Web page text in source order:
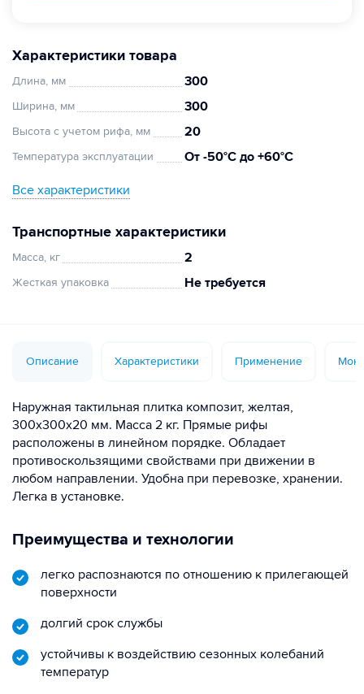
Характеристики товара
Длина, мм 300
Ширина, мм 300
Высота с учетом рифа, мм 20
Температура эксплуатации От -50°C до +60°C
Все характеристики
Транспортные характеристики
Масса, кг 2
Жесткая упаковка Не требуется
Описание Характеристики Применение
Наружная тактильная плитка композит, желтая,
300х300х20 мм. Масса 2 кг. Прямые рифы
расположены в линейном порядке. Обладает
противоскользящими свойствами при движении в
любом направлении. Удобна при перевозке, хранении.
Легка в установке.
Преимущества и технологии
легко распознаются по отношению к прилегающей
поверхности
долгий срок службы
устойчивы к воздействию сезонных колебаний
температур